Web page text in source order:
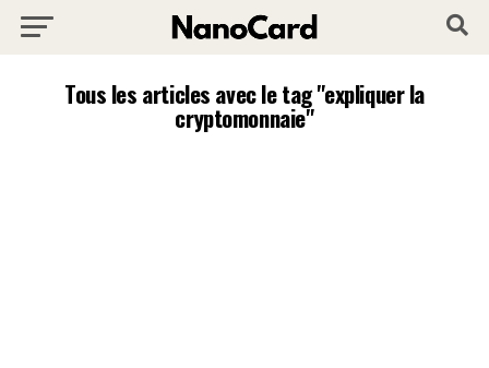
Tous les articles avec le tag "expliquer la
cryptomonnaie"